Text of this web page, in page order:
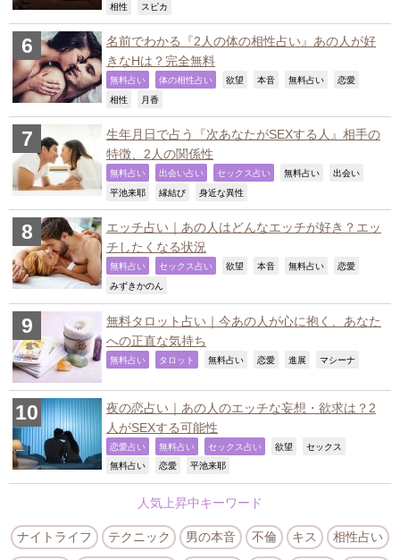
相性 スピカ
名前でわかる『2人の体の相性占い』あの人が好
きなHは？完全無料
無料占い 体の相性占い 欲望 本音 無料占い 恋愛
相性 月香
生年月日で占う『次あなたがSEXする人』相手の
特徴、2人の関係性
無料占い 出会い占い セックス占い 無料占い 出会い
平池来耶 縁結び 身近な異性
エッチ占い｜あの人はどんなエッチが好き？エッ
チしたくなる状況
無料占い セックス占い 欲望 本音 無料占い 恋愛
みずきかのん
無料タロット占い｜今あの人が心に抱く、あなた
への正直な気持ち
無料占い タロット 無料占い 恋愛 進展 マシーナ
夜の恋占い｜あの人のエッチな妄想・欲求は？2
人がSEXする可能性
恋愛占い 無料占い セックス占い 欲望 セックス
無料占い 恋愛 平池来耶
人気上昇中キーワード
ナイトライフ テクニック 男の本音 不倫 キス 相性占い